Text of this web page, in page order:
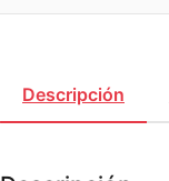
Descripción